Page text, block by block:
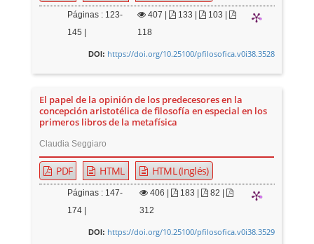
Páginas : 123-
145 |
407 | 133 |
103 |
118
DOI: https://doi.org/10.25100/pfilosofica.v0i38.3528
El papel de la opinión de los predecesores en la
concepción aristotélica de filosofía en especial en los
primeros libros de la metafísica
Claudia Seggiaro
PDF HTML HTML (Inglés)
Páginas : 147-
174 |
406 | 183 |
82 |
312
DOI: https://doi.org/10.25100/pfilosofica.v0i38.3529